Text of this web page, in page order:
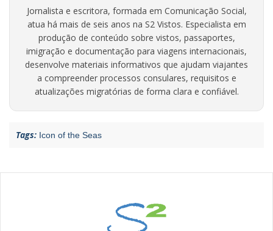
Jornalista e escritora, formada em Comunicação Social,
atua há mais de seis anos na S2 Vistos. Especialista em
produção de conteúdo sobre vistos, passaportes,
imigração e documentação para viagens internacionais,
desenvolve materiais informativos que ajudam viajantes
a compreender processos consulares, requisitos e
atualizações migratórias de forma clara e confiável.
Tags: Icon of the Seas